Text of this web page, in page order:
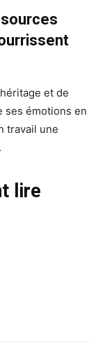
et de
ses émotions en
travail une
lire